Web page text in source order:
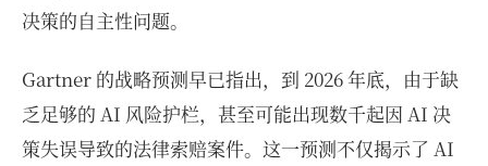
决策的自主性问题。
Gartner 的战略预测早已指出，到 2026 年底，由于缺
乏足够的 AI 风险护栏，甚至可能出现数千起因 AI 决
策失误导致的法律索赔案件。这一预测不仅揭示了 AI